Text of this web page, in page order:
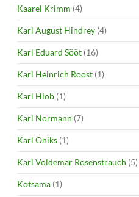
Kaarel Krimm (4)
Karl August Hindrey (4)
Karl Eduard Sööt (16)
Karl Heinrich Roost (1)
Karl Hiob (1)
Karl Normann (7)
Karl Oniks (1)
Karl Voldemar Rosenstrauch (5)
Kotsama (1)